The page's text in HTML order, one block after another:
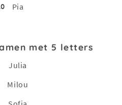
Pia
met 5 letters
Julia
Milou